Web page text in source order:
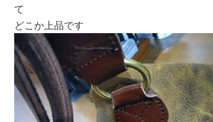
て
どこか上品です